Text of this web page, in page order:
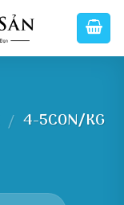
/ 4-5CON/KG